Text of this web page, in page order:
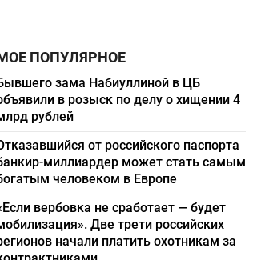
ПОПУЛЯРНОЕ
зама Набиуллиной в ЦБ
в розыск по делу о хищении 4
рублей
от российского паспорта
миллиардер может стать самым
человеком в Европе
вербовка не сработает — будет
Две трети российских
начали платить охотникам за